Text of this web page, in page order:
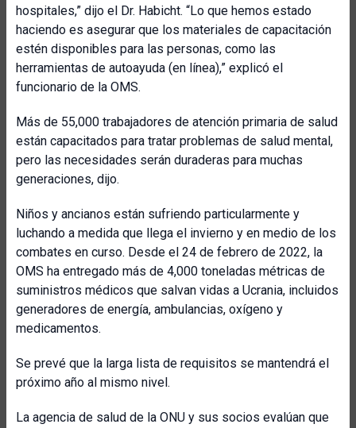
hospitales,” dijo el Dr. Habicht. “Lo que hemos estado
haciendo es asegurar que los materiales de capacitación
estén disponibles para las personas, como las
herramientas de autoayuda (en línea),” explicó el
funcionario de la OMS.
Más de 55,000 trabajadores de atención primaria de salud
están capacitados para tratar problemas de salud mental,
pero las necesidades serán duraderas para muchas
generaciones, dijo.
Niños y ancianos están sufriendo particularmente y
luchando a medida que llega el invierno y en medio de los
combates en curso. Desde el 24 de febrero de 2022, la
OMS ha entregado más de 4,000 toneladas métricas de
suministros médicos que salvan vidas a Ucrania, incluidos
generadores de energía, ambulancias, oxígeno y
medicamentos.
Se prevé que la larga lista de requisitos se mantendrá el
próximo año al mismo nivel.
La agencia de salud de la ONU y sus socios evalúan que